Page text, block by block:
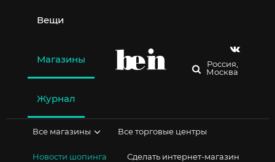
содержимому
Вещи
Магазины
Журнал
Россия,
Москва
Все магазины Все торговые центры
Новости шопинга Сделать интернет-магазин